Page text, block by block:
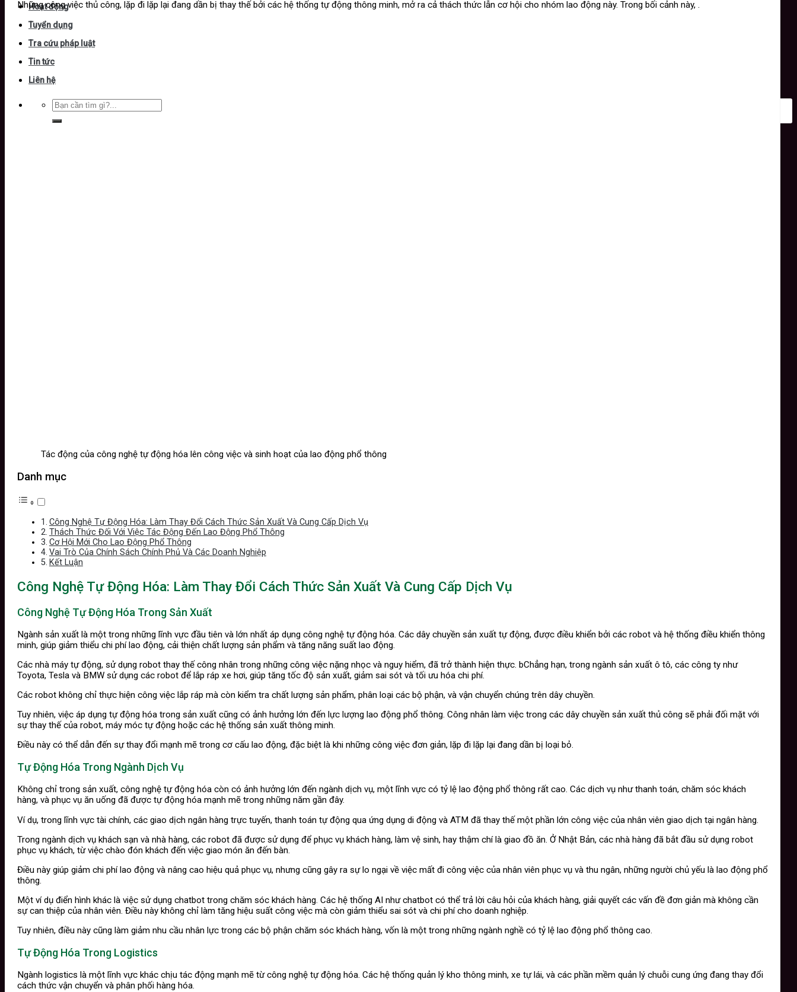
Hoạt động
Tuyển dụng
Tra cứu pháp luật
Tin tức
Liên hệ
Những công việc thủ công, lặp đi lặp lại đang dần bị thay thế bởi các hệ thống tự động thông minh, mở ra cả thách thức lẫn cơ hội cho nhóm lao động này. Trong bối cảnh này, .
Tác động của công nghệ tự động hóa lên công việc và sinh hoạt của lao động phổ thông
Danh mục
Công Nghệ Tự Động Hóa: Làm Thay Đổi Cách Thức Sản Xuất Và Cung Cấp Dịch Vụ
Thách Thức Đối Với Việc Tác Động Đến Lao Động Phổ Thông
Cơ Hội Mới Cho Lao Động Phổ Thông
Vai Trò Của Chính Sách Chính Phủ Và Các Doanh Nghiệp
Kết Luận
Công Nghệ Tự Động Hóa: Làm Thay Đổi Cách Thức Sản Xuất Và Cung Cấp Dịch Vụ
Công Nghệ Tự Động Hóa Trong Sản Xuất
Ngành sản xuất là một trong những lĩnh vực đầu tiên và lớn nhất áp dụng công nghệ tự động hóa. Các dây chuyền sản xuất tự động, được điều khiển bởi các robot và hệ thống điều khiển thông
minh, giúp giảm thiểu chi phí lao động, cải thiện chất lượng sản phẩm và tăng năng suất lao động.
Các nhà máy tự động, sử dụng robot thay thế công nhân trong những công việc nặng nhọc và nguy hiểm, đã trở thành hiện thực. bChẳng hạn, trong ngành sản xuất ô tô, các công ty như
Toyota, Tesla và BMW sử dụng các robot để lắp ráp xe hơi, giúp tăng tốc độ sản xuất, giảm sai sót và tối ưu hóa chi phí.
Các robot không chỉ thực hiện công việc lắp ráp mà còn kiểm tra chất lượng sản phẩm, phân loại các bộ phận, và vận chuyển chúng trên dây chuyền.
Tuy nhiên, việc áp dụng tự động hóa trong sản xuất cũng có ảnh hưởng lớn đến lực lượng lao động phổ thông. Công nhân làm việc trong các dây chuyền sản xuất thủ công sẽ phải đối mặt với
sự thay thế của robot, máy móc tự động hoặc các hệ thống sản xuất thông minh.
Điều này có thể dẫn đến sự thay đổi mạnh mẽ trong cơ cấu lao động, đặc biệt là khi những công việc đơn giản, lặp đi lặp lại đang dần bị loại bỏ.
Tự Động Hóa Trong Ngành Dịch Vụ
Không chỉ trong sản xuất, công nghệ tự động hóa còn có ảnh hưởng lớn đến ngành dịch vụ, một lĩnh vực có tỷ lệ lao động phổ thông rất cao. Các dịch vụ như thanh toán, chăm sóc khách
hàng, và phục vụ ăn uống đã được tự động hóa mạnh mẽ trong những năm gần đây.
Ví dụ, trong lĩnh vực tài chính, các giao dịch ngân hàng trực tuyến, thanh toán tự động qua ứng dụng di động và ATM đã thay thế một phần lớn công việc của nhân viên giao dịch tại ngân hàng.
Trong ngành dịch vụ khách sạn và nhà hàng, các robot đã được sử dụng để phục vụ khách hàng, làm vệ sinh, hay thậm chí là giao đồ ăn. Ở Nhật Bản, các nhà hàng đã bắt đầu sử dụng robot
phục vụ khách, từ việc chào đón khách đến việc giao món ăn đến bàn.
Điều này giúp giảm chi phí lao động và nâng cao hiệu quả phục vụ, nhưng cũng gây ra sự lo ngại về việc mất đi công việc của nhân viên phục vụ và thu ngân, những người chủ yếu là lao động phổ
thông.
Một ví dụ điển hình khác là việc sử dụng chatbot trong chăm sóc khách hàng. Các hệ thống AI như chatbot có thể trả lời câu hỏi của khách hàng, giải quyết các vấn đề đơn giản mà không cần
sự can thiệp của nhân viên. Điều này không chỉ làm tăng hiệu suất công việc mà còn giảm thiểu sai sót và chi phí cho doanh nghiệp.
Tuy nhiên, điều này cũng làm giảm nhu cầu nhân lực trong các bộ phận chăm sóc khách hàng, vốn là một trong những ngành nghề có tỷ lệ lao động phổ thông cao.
Tự Động Hóa Trong Logistics
Ngành logistics là một lĩnh vực khác chịu tác động mạnh mẽ từ công nghệ tự động hóa. Các hệ thống quản lý kho thông minh, xe tự lái, và các phần mềm quản lý chuỗi cung ứng đang thay đổi
cách thức vận chuyển và phân phối hàng hóa.